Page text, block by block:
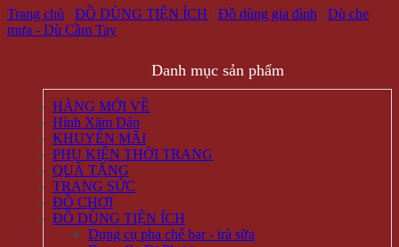
Trang chủ / ĐỒ DÙNG TIỆN ÍCH / Đồ dùng gia đình / Dù che
mưa - Dù Cầm Tay
Danh mục sản phẩm
HÀNG MỚI VỀ
Hình Xăm Dán
KHUYẾN MÃI
PHỤ KIỆN THỜI TRANG
QUÀ TẶNG
TRANG SỨC
ĐỒ CHƠI
ĐỒ DÙNG TIỆN ÍCH
Dụng cụ pha chế bar - trà sữa